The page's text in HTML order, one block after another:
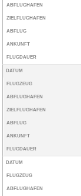
ABFLUGHAFEN
ZIELFLUGHAFEN
ABFLUG
ANKUNFT
FLUGDAUER
DATUM
FLUGZEUG
ABFLUGHAFEN
ZIELFLUGHAFEN
ABFLUG
ANKUNFT
FLUGDAUER
DATUM
FLUGZEUG
ABFLUGHAFEN